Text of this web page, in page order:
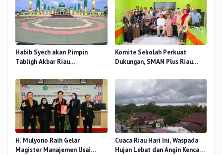
Habib Syech akan Pimpin
Tabligh Akbar Riau
Nur, Besok
Komite Sekolah Perkuat
Dukungan, SMAN Plus Riau
Pendidikan
H. Mulyono Raih Gelar
Magister Manajemen Usai
Cuaca Riau Hari Ini, Waspada
Hujan Lebat dan Angin Kencang